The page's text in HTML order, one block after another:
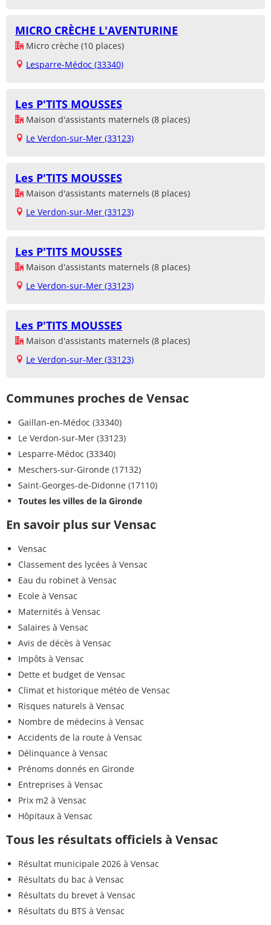
MICRO CRÈCHE L'AVENTURINE
Micro crèche (10 places)
Lesparre-Médoc (33340)
Les P'TITS MOUSSES
Maison d'assistants maternels (8 places)
Le Verdon-sur-Mer (33123)
Les P'TITS MOUSSES
Maison d'assistants maternels (8 places)
Le Verdon-sur-Mer (33123)
Les P'TITS MOUSSES
Maison d'assistants maternels (8 places)
Le Verdon-sur-Mer (33123)
Les P'TITS MOUSSES
Maison d'assistants maternels (8 places)
Le Verdon-sur-Mer (33123)
Communes proches de Vensac
Gaillan-en-Médoc (33340)
Le Verdon-sur-Mer (33123)
Lesparre-Médoc (33340)
Meschers-sur-Gironde (17132)
Saint-Georges-de-Didonne (17110)
Toutes les villes de la Gironde
En savoir plus sur Vensac
Vensac
Classement des lycées à Vensac
Eau du robinet à Vensac
Ecole à Vensac
Maternités à Vensac
Salaires à Vensac
Avis de décès à Vensac
Impôts à Vensac
Dette et budget de Vensac
Climat et historique météo de Vensac
Risques naturels à Vensac
Nombre de médecins à Vensac
Accidents de la route à Vensac
Délinquance à Vensac
Prénoms donnés en Gironde
Entreprises à Vensac
Prix m2 à Vensac
Hôpitaux à Vensac
Tous les résultats officiels à Vensac
Résultat municipale 2026 à Vensac
Résultats du bac à Vensac
Résultats du brevet à Vensac
Résultats du BTS à Vensac